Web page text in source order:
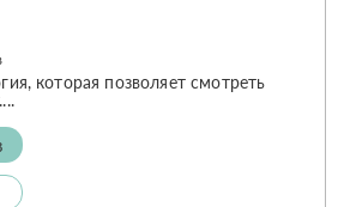
которая позволяет смотреть